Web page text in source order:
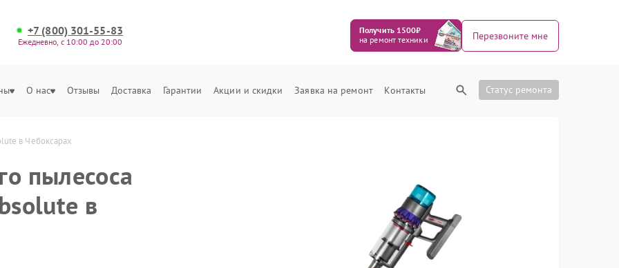
+7 (800) 301-55-83
Ежедневно, с 10:00 до 20:00
Получить 1500₽
на ремонт техники
Перезвоните мне
О нас Отзывы Доставка Гарантии Акции и скидки Заявка на ремонт Контакты Статус ремонта
в Чебоксарах
пылесоса
в